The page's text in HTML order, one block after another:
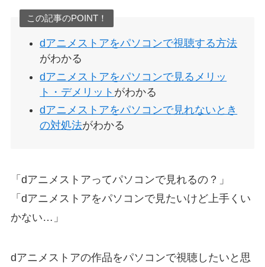
この記事のPOINT！
dアニメストアをパソコンで視聴する方法
がわかる
dアニメストアをパソコンで見るメリッ
ト・デメリット がわかる
dアニメストアをパソコンで見れないとき
の対処法がわかる
「dアニメストアってパソコンで見れるの？」
「dアニメストアをパソコンで見たいけど上手くい
かない…」
dアニメストアの作品をパソコンで視聴したいと思